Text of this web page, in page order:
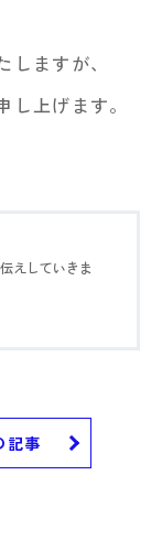
ますが、
上げます。
えしていきま
記事